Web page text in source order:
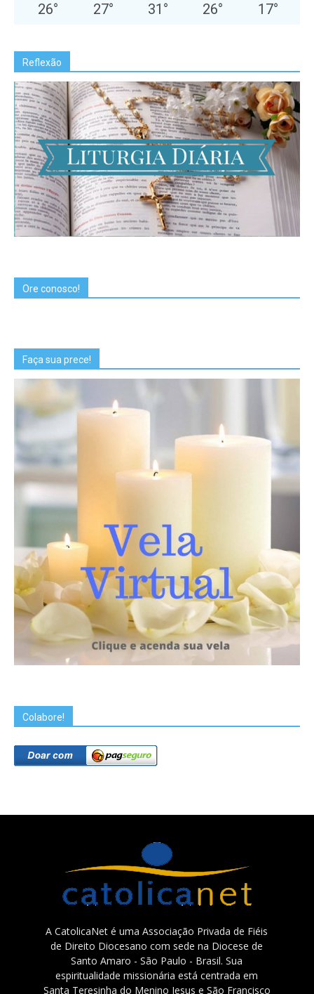
26° 27° 31 ° 26° 17°
Reflexão
Ore conosco!
Faça sua prece!
Colabore!
A CatolicaNet é uma Associação Privada de Fiéis
de Direito Diocesano com sede na Diocese de
Santo Amaro - São Paulo - Brasil. Sua
espiritualidade missionária está centrada em
Santa Teresinha do Menino Jesus e São Francisco